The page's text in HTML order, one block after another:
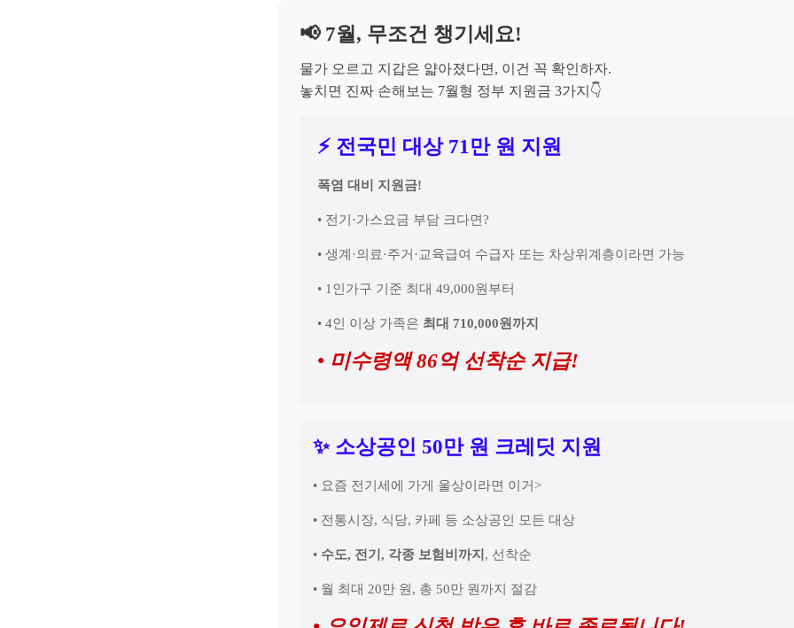
📢 7월, 무조건 챙기세요!
물가 오르고 지갑은 얇아졌다면, 이건 꼭 확인하자.
놓치면 진짜 손해보는 7월형 정부 지원금 3가지👇
⚡ 전국민 대상 71만 원 지원
폭염 대비 지원금!
• 전기·가스요금 부담 크다면?
• 생계·의료·주거·교육급여 수급자 또는 차상위계층이라면 가능
• 1인가구 기준 최대 49,000원부터
• 4인 이상 가족은 최대 710,000원까지
• 미수령액 86억 선착순 지급!
✨ 소상공인 50만 원 크레딧 지원
• 요즘 전기세에 가게 울상이라면 이거>
• 전통시장, 식당, 카페 등 소상공인 모든 대상
• 수도, 전기, 각종 보험비까지 , 선착순
• 월 최대 20만 원, 총 50만 원까지 절감